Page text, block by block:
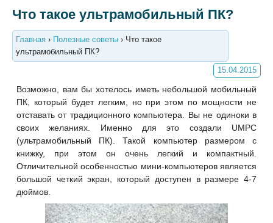
Что такое ультрамобильный ПК?
Главная › Полезные советы › Что такое
ультрамобильный ПК?
15.04.2015
Возможно, вам бы хотелось иметь небольшой мобильный
ПК, который будет легким, но при этом по мощности не
отставать от традиционного компьютера. Вы не одиноки в
своих желаниях. Именно для это создали UMPC
(ультрамобильный ПК). Такой компьютер размером с
книжку, при этом он очень легкий и компактный.
Отличительной особенностью мини-компьютеров является
большой четкий экран, который доступен в размере 4-7
дюймов.